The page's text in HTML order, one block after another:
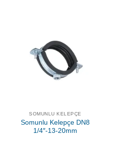
SOMUNLU KELEPÇE
Somunlu Kelepçe DN8
1/4″-13-20mm